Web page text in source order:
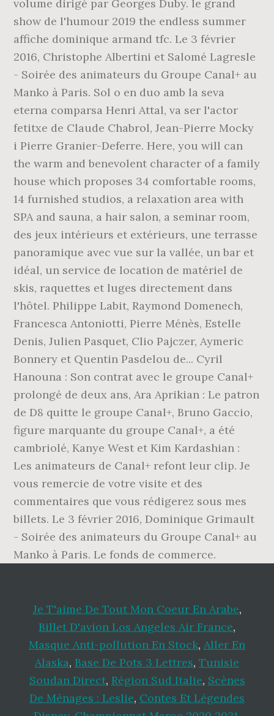
Je T'aime De Tout Mon Coeur En Arabe,
Billet D'avion Los Angeles Air France,
Masque Anti-pollution En Stock, Aller En
Alaska, Base De Pots 3 Lettres, Tunisie
Soudan Direct, Région Sud Italie, Scènes
De Ménages : Leslie, Contes Et Légendes